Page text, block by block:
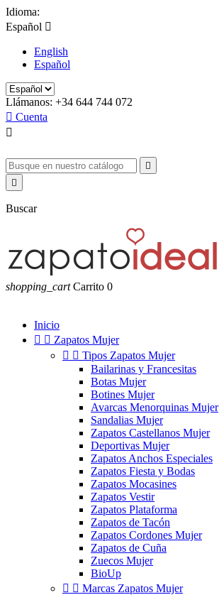
Idioma:
Español 
English
Español
Llámanos: +34 644 744 072
 Cuenta



Buscar
shopping_cart Carrito 0
Inicio
  Zapatos Mujer
  Tipos Zapatos Mujer
Bailarinas y Francesitas
Botas Mujer
Botines Mujer
Avarcas Menorquinas Mujer
Sandalias Mujer
Zapatos Castellanos Mujer
Deportivas Mujer
Zapatos Anchos Especiales
Zapatos Fiesta y Bodas
Zapatos Mocasines
Zapatos Vestir
Zapatos Plataforma
Zapatos de Tacón
Zapatos Cordones Mujer
Zapatos de Cuña
Zuecos Mujer
BioUp
  Marcas Zapatos Mujer